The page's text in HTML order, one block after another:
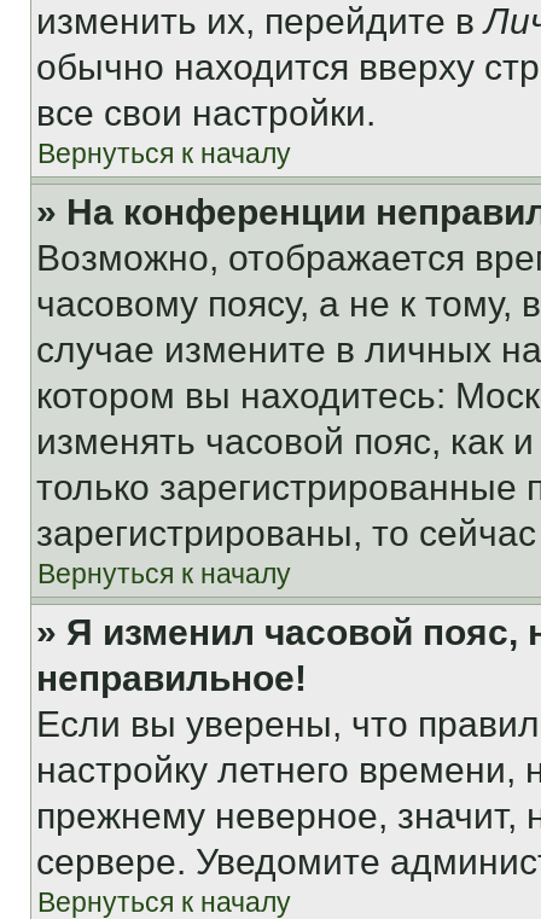
изменить их, перейдите в
обычно находится вверху
все свои настройки.
Вернуться к началу
» На конференции
Возможно, отображается
часовому поясу, а не к тому,
случае измените в личных
котором вы находитесь:
изменять часовой пояс, как
только
зарегистрированы, то
Вернуться к началу
» Я изменил часовой пояс,
неправильное!
Если вы уверены, что
настройку летнего
прежнему неверное, значит,
сервере. Уведомите
Вернуться к началу